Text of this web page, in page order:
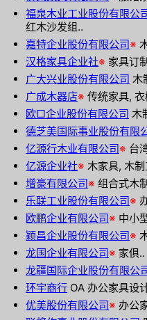
福泉木业工业股份有限公
红木沙发组..
嘉特企业股份有限公司※
汉格家具企业社※ 家具订
广大兴业股份有限公司 木
广成木器店※ 传统家具,
欧□企业股份有限公司 木
德芝美国际事业股份有限
亿源行木业有限公司※ 台
亿源企业社※ 木家具, 木
增豪有限公司※ 组合式木
乐联工业股份有限公司※
欧鹏企业有限公司※ 中小
颖昌企业股份有限公司※
龙国企业有限公司※ 家俱..
龙疆国际企业股份有限公
环宇商行 OA 办公家具设
优美股份有限公司※ 办公